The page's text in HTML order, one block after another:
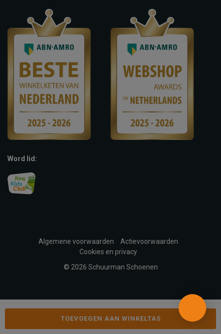
TOEVOEGEN AAN WINKELTAS
Word lid:
Algemene voorwaarden
Actievoorwaarden
Cookies en privacy
© 2026 Schuurman Schoenen